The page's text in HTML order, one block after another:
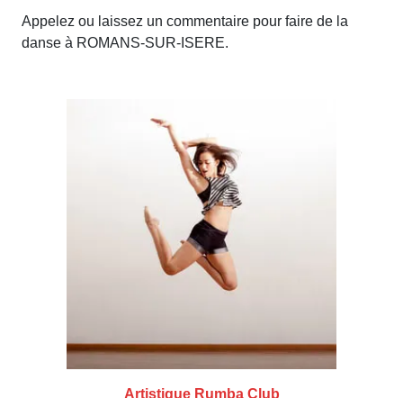
Appelez ou laissez un commentaire pour faire de la
danse à ROMANS-SUR-ISERE.
Artistique Rumba Club